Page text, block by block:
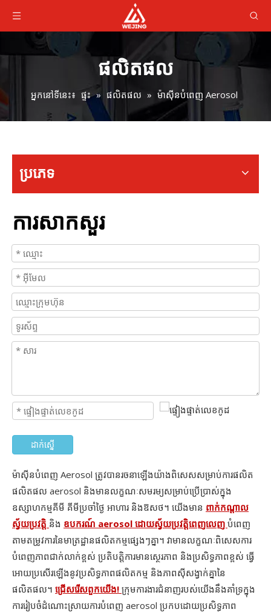
ផលិតផល
អ្នកនៅទីនេះ៖ ផ្ទះ » ផលិតផល » ម៉ាស៊ីនបំពេញ Aerosol
ប្រភេទ
ការសាកសួរ
ដាក់ស្នើ
ម៉ាស៊ីនបំពេញ Aerosol ត្រូវបានរចនាឡើងយ៉ាងពិសេសសម្រាប់ការផលិត
ផលិតផល aerosol និងមានលក្ខណៈសមរម្យសម្រាប់ប្រើប្រាស់ក្នុង
ឧស្សាហកម្មគីមី គីមីប្រចាំថ្ងៃ អាហារ និងឱសថ។ យើងមាន ពាក់កណ្តាល
ស្វ័យប្រវត្តិ និង ឧបករណ៍ aerosol ដោយស្វ័យប្រវត្តិពេញលេញ បំពេញ
តាមតម្រូវការនៃមាត្រដ្ឋានផលិតកម្មផ្សេងៗគ្នា។ វាមានលក្ខណៈពិសេសការ
បំពេញភាពជាក់លាក់ខ្ពស់ ប្រតិបត្តិការមានស្ថេរភាព និងប្រសិទ្ធភាពខ្ពស់ ធ្វើ
អោយប្រសើរឡើងនូវប្រសិទ្ធភាពផលិតកម្ម និងភាពស៊ីសង្វាក់គ្នានៃ
ផលិតផល។ ជ្រើសរើសពួកយើង! ក្រុមការងារជំនាញរបស់យើងនឹងគាំទ្រក្នុង
ការរៀបចំដំណោះស្រាយការបំពេញ aerosol ប្រកបដោយប្រសិទ្ធភាព